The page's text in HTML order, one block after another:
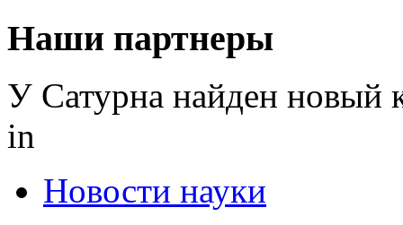
Наши партнеры
У Сатурна найден новый
in
Новости науки